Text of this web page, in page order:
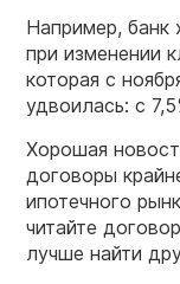
Например, банк
при изменении
которая с
удвоилась: с
Хорошая
договоры
ипотечного
читайте
лучше найти